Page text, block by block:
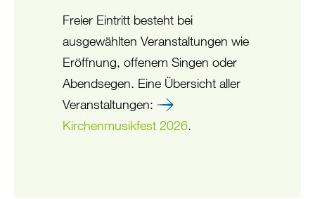
Freier Eintritt besteht bei
ausgewählten Veranstaltungen wie
Eröffnung, offenem Singen oder
Abendsegen. Eine Übersicht aller
Veranstaltungen:
Kirchenmusikfest 2026.